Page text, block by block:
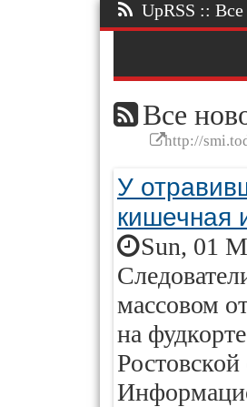
UpRSS :: Все
Все
http://
У
кишечная
Sun, 01
массовом
на